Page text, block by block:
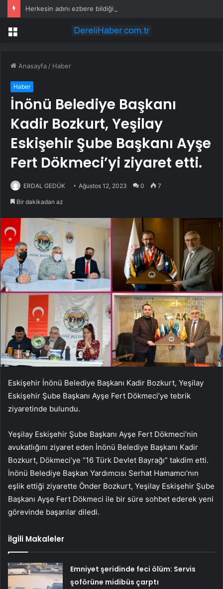
Menü
Anasayfa / Haber
Haber
İnönü Belediye Başkanı
Kadir Bozkurt, Yeşilay
Eskişehir Şube Başkanı Ayşe
Fert Dökmeci’yi ziyaret etti.
ERDAL GEDÜK Ağustos 12, 2023 0 7
Bir dakikadan az
Eskişehir İnönü Belediye Başkanı Kadir Bozkurt, Yeşilay
Eskişehir Şube Başkanı Ayşe Fert Dökmeci’ye tebrik
ziyaretinde bulundu.
Yeşilay Eskişehir Şube Başkanı Ayşe Fert Dökmeci’nin
avukatlığını ziyaret eden İnönü Belediye Başkanı Kadir
Bozkurt, Dökmeci’ye “16 Türk Devlet Bayrağı” takdim etti.
İnönü Belediye Başkan Yardımcısı Serhat Hamamcı’nın
eşlik ettiği ziyarette Önder Bozkurt, Yeşilay Eskişehir Şube
Başkanı Ayşe Fert Dökmeci ile bir süre sohbet ederek yeni
görevinde başarılar diledi.
İlgili Makaleler
Emniyet şeridinde feci ölüm: Servis
şoförüne midibüs çarptı